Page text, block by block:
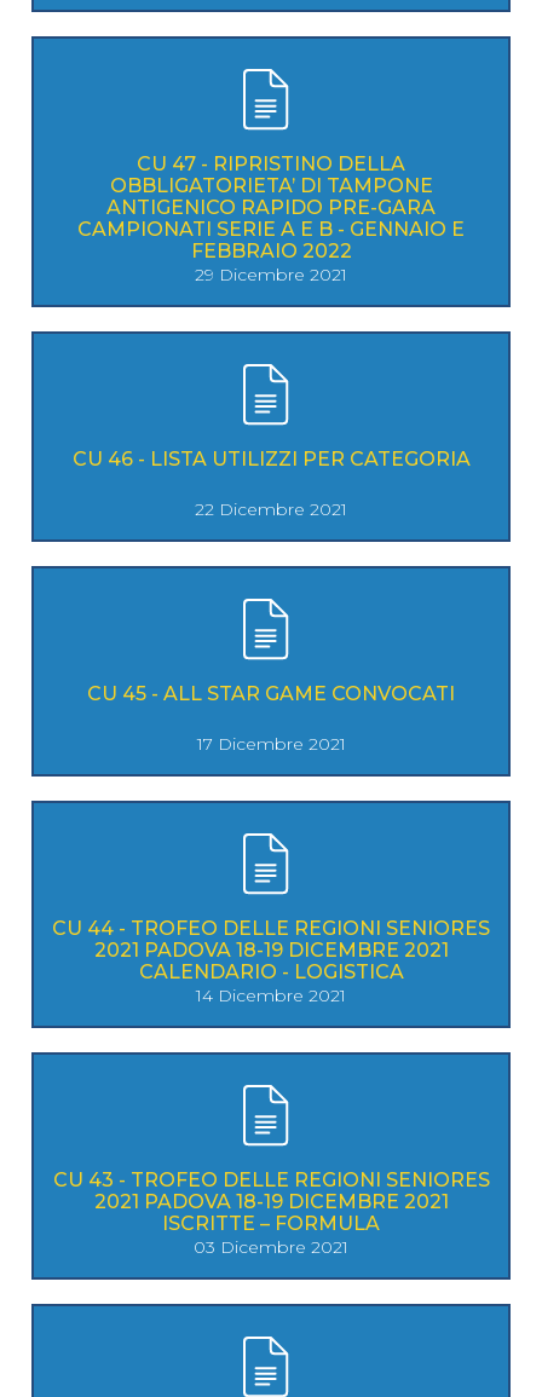
CU 47 - RIPRISTINO DELLA
OBBLIGATORIETA’ DI TAMPONE
ANTIGENICO RAPIDO PRE-GARA
CAMPIONATI SERIE A E B - GENNAIO E
FEBBRAIO 2022
29 Dicembre 2021
CU 46 - LISTA UTILIZZI PER CATEGORIA
22 Dicembre 2021
CU 45 - ALL STAR GAME CONVOCATI
17 Dicembre 2021
CU 44 - TROFEO DELLE REGIONI SENIORES
2021 PADOVA 18-19 DICEMBRE 2021
CALENDARIO - LOGISTICA
14 Dicembre 2021
CU 43 - TROFEO DELLE REGIONI SENIORES
2021 PADOVA 18-19 DICEMBRE 2021
ISCRITTE – FORMULA
03 Dicembre 2021